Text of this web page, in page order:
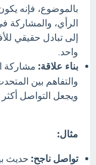
بالموضوع، فإنه
الرأي، والمشاركة
إلى تبادل حقيقي
واحد.
بناء علاقة: مشاركة
والتفاهم بين
ويجعل التواصل أكثر
مثال:
تواصل ناجح: حديث